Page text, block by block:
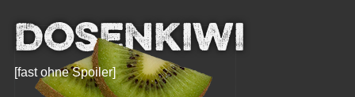
Dosenkiwi
[fast ohne Spoiler]